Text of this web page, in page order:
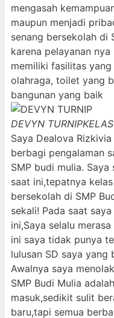
mengasah
maupun menjadi
senang bersekolah di
karena pelayanan
memiliki fasilitas
olahraga, toilet yang
bangunan yang baik
DEVYN TURNIP
Saya Dealova
berbagi pengalaman
SMP budi mulia.
saat ini,tepatnya
bersekolah di SMP
sekali! Pada saat
ini,Saya selalu
ini saya tidak punya
lulusan SD saya yang
Awalnya saya
SMP Budi Mulia
masuk,sedikit sulit
baru,tapi semua